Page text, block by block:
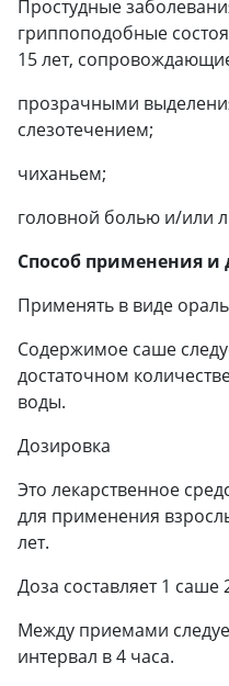
Простудные
гриппоподобные
15 лет,
прозрачными
слезотечением;
чиханьем;
головной болью и/или
Способ применения и
Применять в виде
Содержимое саше
достаточном
воды.
Дозировка
Это лекарственное
для применения
лет.
Доза составляет 1 саше
Между приемами
интервал в 4 часа.